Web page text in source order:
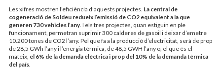
Les xifres mostren l’eficiència d’aquests projectes. La central de
cogeneració de Soldeu redueix l’emissió de CO2 equivalent a la que
generen 730 vehicles l’any. I els tres projectes, quan estiguin en ple
funcionament, permetran suprimir 300 calderes de gas­oil i deixar d’emetre
10.200 tones de CO2 l’any. Pel que fa a la producció d’electricitat, serà de prop
de 28,5 GWh l’any i l’energia tèrmica, de 48,5 GWH l’any o, el que és el
mateix, el 6% de la demanda elèctrica i prop del 10% de la demanda tèrmica
del país.